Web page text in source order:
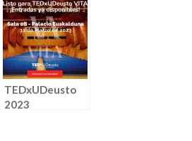
Marta Aguilar
Barrón)
TEDxUDeusto
2023